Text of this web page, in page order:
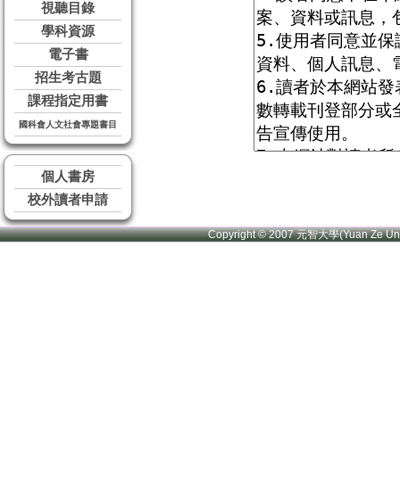
視聽目錄
學科資源
電子書
招生考古題
課程指定用書
國科會人文社會專題書目
個人書房
校外讀者申請
Copyright © 2007 元智大學(Yuan Ze